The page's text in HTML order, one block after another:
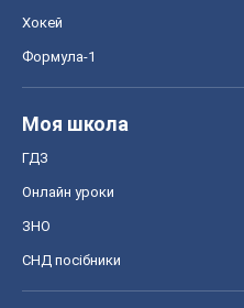
Хокей
Формула-1
Моя школа
ГДЗ
Онлайн уроки
ЗНО
СНД посібники